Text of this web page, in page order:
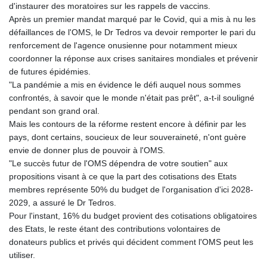
d'instaurer des moratoires sur les rappels de vaccins.
Après un premier mandat marqué par le Covid, qui a mis à nu les
défaillances de l'OMS, le Dr Tedros va devoir remporter le pari du
renforcement de l'agence onusienne pour notamment mieux
coordonner la réponse aux crises sanitaires mondiales et prévenir
de futures épidémies.
"La pandémie a mis en évidence le défi auquel nous sommes
confrontés, à savoir que le monde n'était pas prêt", a-t-il souligné
pendant son grand oral.
Mais les contours de la réforme restent encore à définir par les
pays, dont certains, soucieux de leur souveraineté, n'ont guère
envie de donner plus de pouvoir à l'OMS.
"Le succès futur de l'OMS dépendra de votre soutien" aux
propositions visant à ce que la part des cotisations des Etats
membres représente 50% du budget de l'organisation d'ici 2028-
2029, a assuré le Dr Tedros.
Pour l'instant, 16% du budget provient des cotisations obligatoires
des Etats, le reste étant des contributions volontaires de
donateurs publics et privés qui décident comment l'OMS peut les
utiliser.